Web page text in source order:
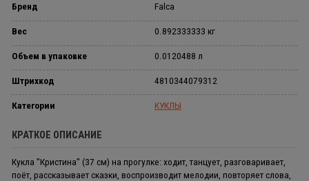
Бренд Falca
Вес 0.892333333 кг
Объем в упаковке 0.0120488 л
Штрихкод 4810344079312
Категории КУКЛЫ
КРАТКОЕ ОПИСАНИЕ
Кукла "Кристина" (37 см) на прогулке: ходит, танцует, разговаривает,
поёт, рассказывает сказки, воспроизводит мелодии, повторяет слова,